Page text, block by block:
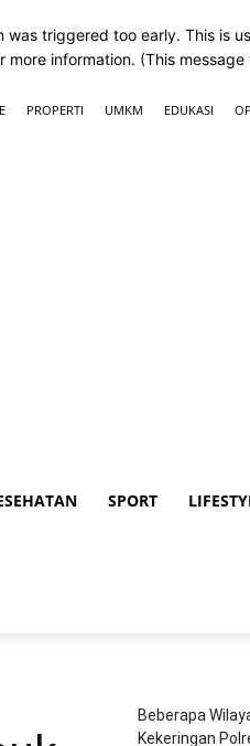
was triggered too early. This is
more information. (This
PROPERTI UMKM EDUKASI
SPORT
Beberapa
Kekeringan